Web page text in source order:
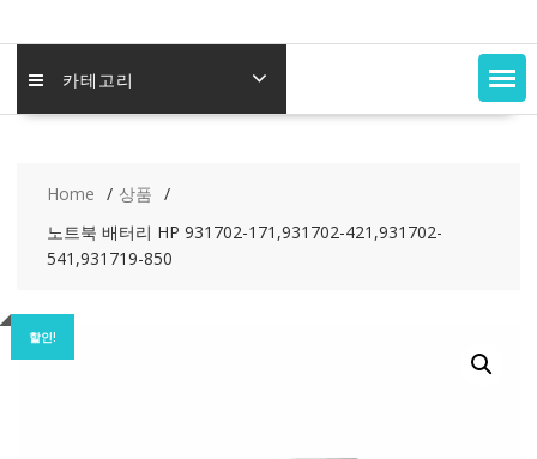
카테고리
Home
상품
노트북 배터리 HP 931702-171,931702-421,931702-
541,931719-850
할인!